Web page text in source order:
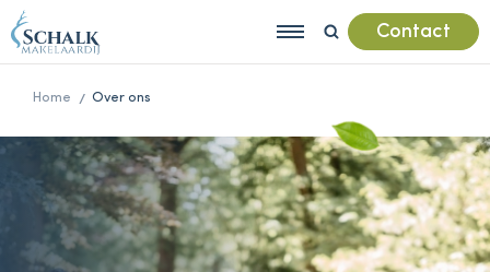
Contact
Home Over ons